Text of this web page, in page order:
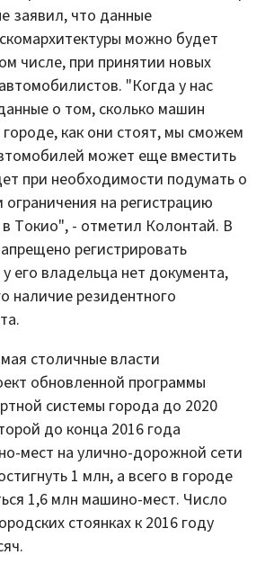
заявил, что данные
можно будет
числе, при принятии новых
"Когда у нас
о том, сколько машин
городе, как они стоят, мы сможем
может еще вместить
при необходимости подумать о
на регистрацию
Токио", - отметил Колонтай. В
регистрировать
его владельца нет документа,
наличие резидентного
столичные власти
обновленной программы
системы города до 2020
до конца 2016 года
мест на улично-дорожной сети
1 млн, а всего в городе
1,6 млн машино-мест. Число
стоянках к 2016 году